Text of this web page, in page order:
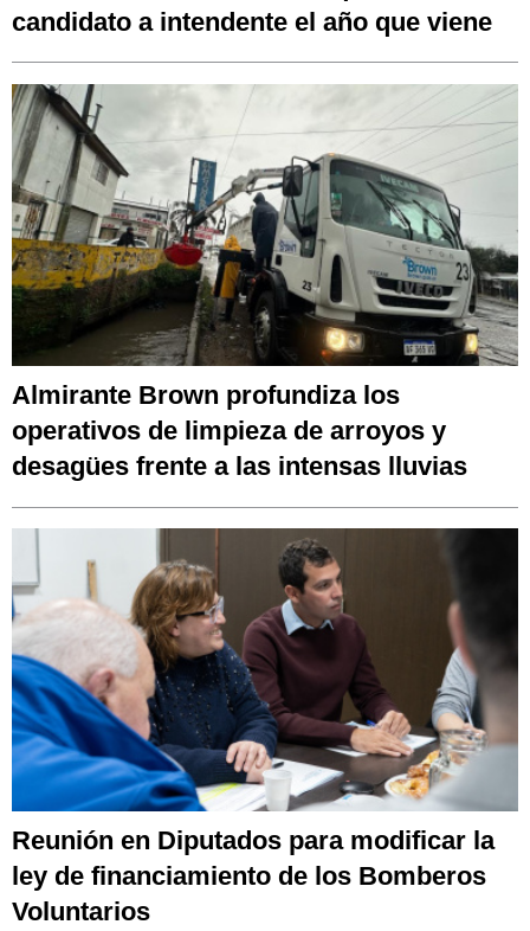
candidato a intendente el año que viene
Almirante Brown profundiza los
operativos de limpieza de arroyos y
desagües frente a las intensas lluvias
Reunión en Diputados para modificar la
ley de financiamiento de los Bomberos
Voluntarios